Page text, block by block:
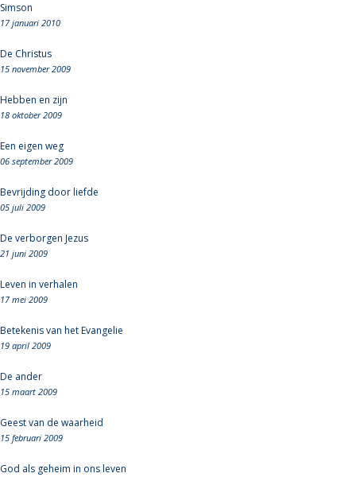
Simson
17 januari 2010
De Christus
15 november 2009
Hebben en zijn
18 oktober 2009
Een eigen weg
06 september 2009
Bevrijding door liefde
05 juli 2009
De verborgen Jezus
21 juni 2009
Leven in verhalen
17 mei 2009
Betekenis van het Evangelie
19 april 2009
De ander
15 maart 2009
Geest van de waarheid
15 februari 2009
God als geheim in ons leven